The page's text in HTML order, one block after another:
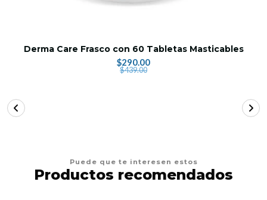
Derma Care Frasco con 60 Tabletas Masticables
$290.00
$439.00
Puede que te interesen estos
Productos recomendados